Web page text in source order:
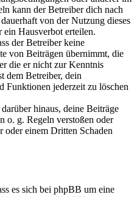
kann der Betreiber dich nach
von der Nutzung dieses
ein Hausverbot erteilen.
der Betreiber keine
von Beiträgen übernimmt, die
die er nicht zur Kenntnis
dem Betreiber, dein
Funktionen jederzeit zu löschen
hinaus, deine Beiträge
o. g. Regeln verstoßen oder
oder einem Dritten Schaden
es sich bei phpBB um eine